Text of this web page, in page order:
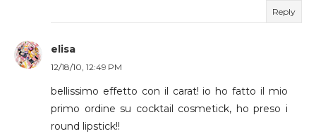
Reply
elisa
12/18/10, 12:49 PM
bellissimo effetto con il carat! io ho fatto il mio
primo ordine su cocktail cosmetick, ho preso i
round lipstick!!